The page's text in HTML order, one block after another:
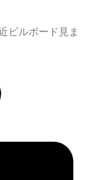
ビルボード見ま